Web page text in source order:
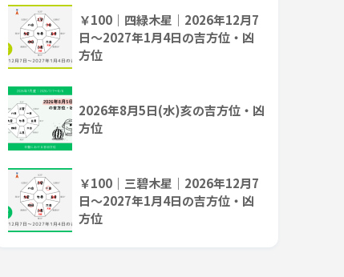
￥100｜四緑木星｜2026年12月7
日～2027年1月4日の吉方位・凶
方位
2026年8月5日(水)亥の吉方位・凶
方位
￥100｜三碧木星｜2026年12月7
日～2027年1月4日の吉方位・凶
方位